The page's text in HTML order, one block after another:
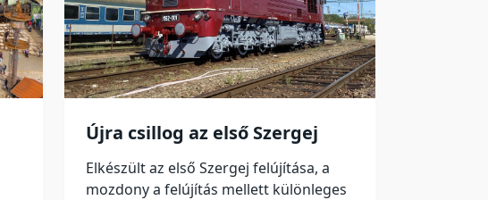
Újra csillog az első Szergej
Elkészült az első Szergej felújítása, a
mozdony a felújítás mellett különleges